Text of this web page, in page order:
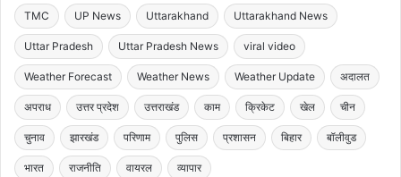
TMC UP News Uttarakhand Uttarakhand News
Uttar Pradesh Uttar Pradesh News viral video
Weather Forecast Weather News Weather Update अदालत
अपराध उत्तर प्रदेश उत्तराखंड काम क्रिकेट खेल चीन
चुनाव झारखंड परिणाम पुलिस प्रशासन बिहार बॉलीवुड
भारत राजनीति वायरल व्यापार